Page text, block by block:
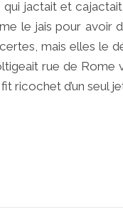
jactait et
le jais pour avoir
mais elles le
rue de
ricochet d’un seul